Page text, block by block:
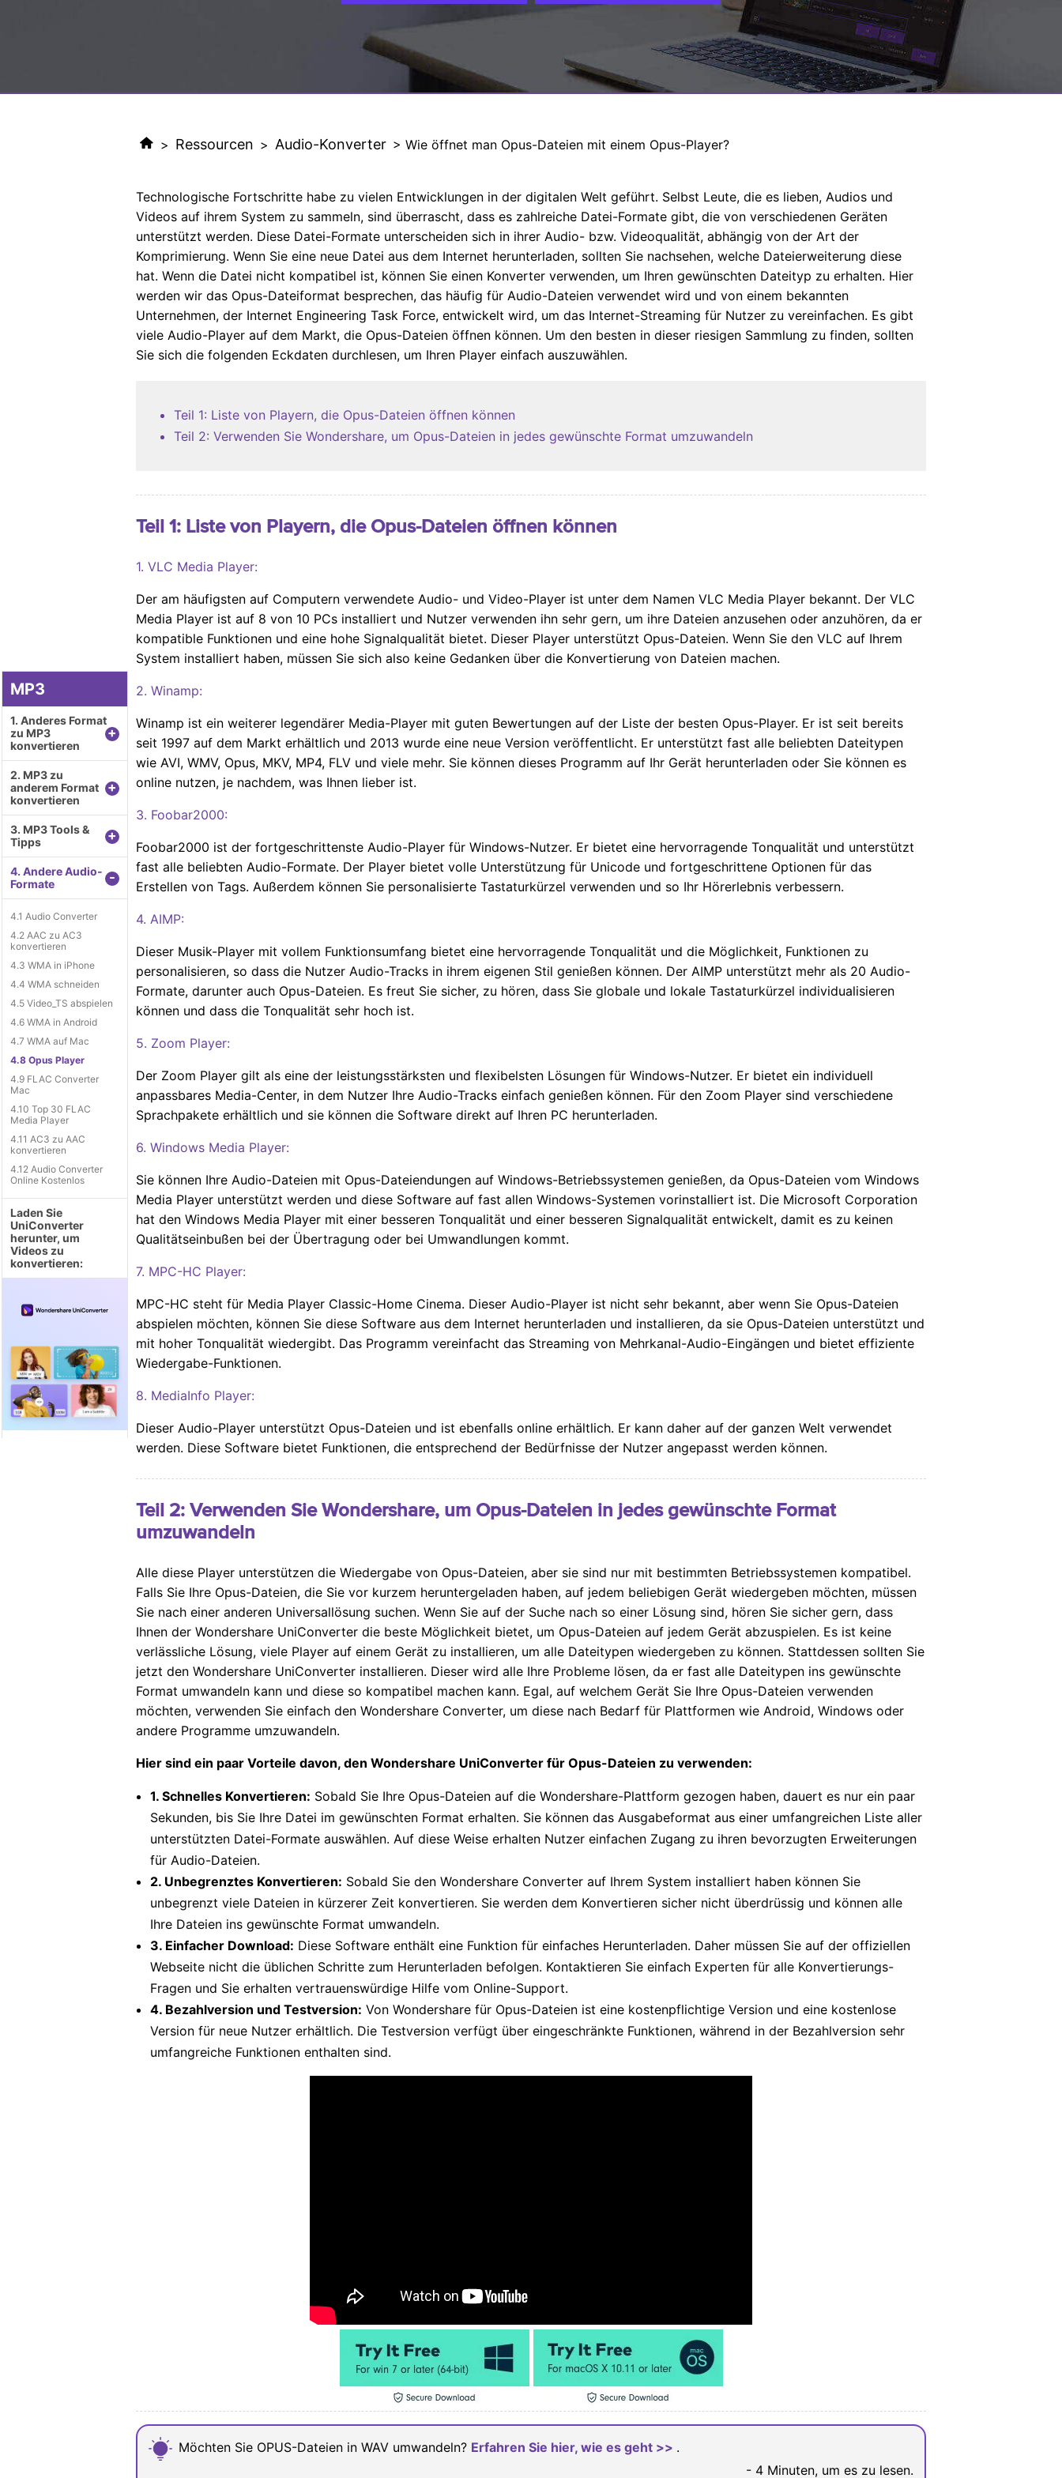
Alle Produkte ansehen
MP3
1. Anderes Format
zu MP3
konvertieren
+
2. MP3 zu
anderem Format
konvertieren
+
3. MP3 Tools &
Tipps
+
4. Andere Audio-
Formate
-
4.1 Audio Converter
4.2 AAC zu AC3
konvertieren
4.3 WMA in iPhone
4.4 WMA schneiden
4.5 Video_TS abspielen
4.6 WMA in Android
4.7 WMA auf Mac
4.8 Opus Player
4.9 FLAC Converter
Mac
4.10 Top 30 FLAC
Media Player
4.11 AC3 zu AAC
konvertieren
4.12 Audio Converter
Online Kostenlos
Laden Sie
UniConverter
herunter, um
Videos zu
konvertieren:
> Ressourcen > Audio-Konverter > Wie öffnet man Opus-Dateien mit einem Opus-Player?
Technologische Fortschritte habe zu vielen Entwicklungen in der digitalen Welt geführt. Selbst Leute, die es lieben, Audios und
Videos auf ihrem System zu sammeln, sind überrascht, dass es zahlreiche Datei-Formate gibt, die von verschiedenen Geräten
unterstützt werden. Diese Datei-Formate unterscheiden sich in ihrer Audio- bzw. Videoqualität, abhängig von der Art der
Komprimierung. Wenn Sie eine neue Datei aus dem Internet herunterladen, sollten Sie nachsehen, welche Dateierweiterung diese
hat. Wenn die Datei nicht kompatibel ist, können Sie einen Konverter verwenden, um Ihren gewünschten Dateityp zu erhalten. Hier
werden wir das Opus-Dateiformat besprechen, das häufig für Audio-Dateien verwendet wird und von einem bekannten
Unternehmen, der Internet Engineering Task Force, entwickelt wird, um das Internet-Streaming für Nutzer zu vereinfachen. Es gibt
viele Audio-Player auf dem Markt, die Opus-Dateien öffnen können. Um den besten in dieser riesigen Sammlung zu finden, sollten
Sie sich die folgenden Eckdaten durchlesen, um Ihren Player einfach auszuwählen.
Teil 1: Liste von Playern, die Opus-Dateien öffnen können
Teil 2: Verwenden Sie Wondershare, um Opus-Dateien in jedes gewünschte Format umzuwandeln
Teil 1: Liste von Playern, die Opus-Dateien öffnen können
1. VLC Media Player:
Der am häufigsten auf Computern verwendete Audio- und Video-Player ist unter dem Namen VLC Media Player bekannt. Der VLC
Media Player ist auf 8 von 10 PCs installiert und Nutzer verwenden ihn sehr gern, um ihre Dateien anzusehen oder anzuhören, da er
kompatible Funktionen und eine hohe Signalqualität bietet. Dieser Player unterstützt Opus-Dateien. Wenn Sie den VLC auf Ihrem
System installiert haben, müssen Sie sich also keine Gedanken über die Konvertierung von Dateien machen.
2. Winamp:
Winamp ist ein weiterer legendärer Media-Player mit guten Bewertungen auf der Liste der besten Opus-Player. Er ist seit bereits
seit 1997 auf dem Markt erhältlich und 2013 wurde eine neue Version veröffentlicht. Er unterstützt fast alle beliebten Dateitypen
wie AVI, WMV, Opus, MKV, MP4, FLV und viele mehr. Sie können dieses Programm auf Ihr Gerät herunterladen oder Sie können es
online nutzen, je nachdem, was Ihnen lieber ist.
3. Foobar2000:
Foobar2000 ist der fortgeschrittenste Audio-Player für Windows-Nutzer. Er bietet eine hervorragende Tonqualität und unterstützt
fast alle beliebten Audio-Formate. Der Player bietet volle Unterstützung für Unicode und fortgeschrittene Optionen für das
Erstellen von Tags. Außerdem können Sie personalisierte Tastaturkürzel verwenden und so Ihr Hörerlebnis verbessern.
4. AIMP:
Dieser Musik-Player mit vollem Funktionsumfang bietet eine hervorragende Tonqualität und die Möglichkeit, Funktionen zu
personalisieren, so dass die Nutzer Audio-Tracks in ihrem eigenen Stil genießen können. Der AIMP unterstützt mehr als 20 Audio-
Formate, darunter auch Opus-Dateien. Es freut Sie sicher, zu hören, dass Sie globale und lokale Tastaturkürzel individualisieren
können und dass die Tonqualität sehr hoch ist.
5. Zoom Player:
Der Zoom Player gilt als eine der leistungsstärksten und flexibelsten Lösungen für Windows-Nutzer. Er bietet ein individuell
anpassbares Media-Center, in dem Nutzer Ihre Audio-Tracks einfach genießen können. Für den Zoom Player sind verschiedene
Sprachpakete erhältlich und sie können die Software direkt auf Ihren PC herunterladen.
6. Windows Media Player:
Sie können Ihre Audio-Dateien mit Opus-Dateiendungen auf Windows-Betriebssystemen genießen, da Opus-Dateien vom Windows
Media Player unterstützt werden und diese Software auf fast allen Windows-Systemen vorinstalliert ist. Die Microsoft Corporation
hat den Windows Media Player mit einer besseren Tonqualität und einer besseren Signalqualität entwickelt, damit es zu keinen
Qualitätseinbußen bei der Übertragung oder bei Umwandlungen kommt.
7. MPC-HC Player:
MPC-HC steht für Media Player Classic-Home Cinema. Dieser Audio-Player ist nicht sehr bekannt, aber wenn Sie Opus-Dateien
abspielen möchten, können Sie diese Software aus dem Internet herunterladen und installieren, da sie Opus-Dateien unterstützt und
mit hoher Tonqualität wiedergibt. Das Programm vereinfacht das Streaming von Mehrkanal-Audio-Eingängen und bietet effiziente
Wiedergabe-Funktionen.
8. MediaInfo Player:
Dieser Audio-Player unterstützt Opus-Dateien und ist ebenfalls online erhältlich. Er kann daher auf der ganzen Welt verwendet
werden. Diese Software bietet Funktionen, die entsprechend der Bedürfnisse der Nutzer angepasst werden können.
Teil 2: Verwenden Sie Wondershare, um Opus-Dateien in jedes gewünschte Format
umzuwandeln
Alle diese Player unterstützen die Wiedergabe von Opus-Dateien, aber sie sind nur mit bestimmten Betriebssystemen kompatibel.
Falls Sie Ihre Opus-Dateien, die Sie vor kurzem heruntergeladen haben, auf jedem beliebigen Gerät wiedergeben möchten, müssen
Sie nach einer anderen Universallösung suchen. Wenn Sie auf der Suche nach so einer Lösung sind, hören Sie sicher gern, dass
Ihnen der Wondershare UniConverter die beste Möglichkeit bietet, um Opus-Dateien auf jedem Gerät abzuspielen. Es ist keine
verlässliche Lösung, viele Player auf einem Gerät zu installieren, um alle Dateitypen wiedergeben zu können. Stattdessen sollten Sie
jetzt den Wondershare UniConverter installieren. Dieser wird alle Ihre Probleme lösen, da er fast alle Dateitypen ins gewünschte
Format umwandeln kann und diese so kompatibel machen kann. Egal, auf welchem Gerät Sie Ihre Opus-Dateien verwenden
möchten, verwenden Sie einfach den Wondershare Converter, um diese nach Bedarf für Plattformen wie Android, Windows oder
andere Programme umzuwandeln.
Hier sind ein paar Vorteile davon, den Wondershare UniConverter für Opus-Dateien zu verwenden:
1. Schnelles Konvertieren: Sobald Sie Ihre Opus-Dateien auf die Wondershare-Plattform gezogen haben, dauert es nur ein paar
Sekunden, bis Sie Ihre Datei im gewünschten Format erhalten. Sie können das Ausgabeformat aus einer umfangreichen Liste aller
unterstützten Datei-Formate auswählen. Auf diese Weise erhalten Nutzer einfachen Zugang zu ihren bevorzugten Erweiterungen
für Audio-Dateien.
2. Unbegrenztes Konvertieren: Sobald Sie den Wondershare Converter auf Ihrem System installiert haben können Sie
unbegrenzt viele Dateien in kürzerer Zeit konvertieren. Sie werden dem Konvertieren sicher nicht überdrüssig und können alle
Ihre Dateien ins gewünschte Format umwandeln.
3. Einfacher Download: Diese Software enthält eine Funktion für einfaches Herunterladen. Daher müssen Sie auf der offiziellen
Webseite nicht die üblichen Schritte zum Herunterladen befolgen. Kontaktieren Sie einfach Experten für alle Konvertierungs-
Fragen und Sie erhalten vertrauenswürdige Hilfe vom Online-Support.
4. Bezahlversion und Testversion: Von Wondershare für Opus-Dateien ist eine kostenpflichtige Version und eine kostenlose
Version für neue Nutzer erhältlich. Die Testversion verfügt über eingeschränkte Funktionen, während in der Bezahlversion sehr
umfangreiche Funktionen enthalten sind.
Möchten Sie OPUS-Dateien in WAV umwandeln? Erfahren Sie hier, wie es geht >> .
- 4 Minuten, um es zu lesen.